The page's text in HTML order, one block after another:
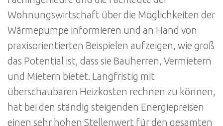
Wohnungswirtschaft über die Möglichkeiten der
Wärmepumpe informieren und an Hand von
praxisorientierten Beispielen aufzeigen, wie groß
das Potential ist, dass sie Bauherren, Vermietern
und Mietern bietet. Langfristig mit
überschaubaren Heizkosten rechnen zu können,
hat bei den ständig steigenden Energiepreisen
einen sehr hohen Stellenwert für den gesamten